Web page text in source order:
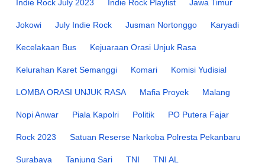
Indie Rock July 2023 Indie Rock Playlist Jawa Timur
Jokowi July Indie Rock Jusman Nortonggo Karyadi
Kecelakaan Bus Kejuaraan Orasi Unjuk Rasa
Kelurahan Karet Semanggi Komari Komisi Yudisial
LOMBA ORASI UNJUK RASA Mafia Proyek Malang
Nopi Anwar Piala Kapolri Politik PO Putera Fajar
Rock 2023 Satuan Reserse Narkoba Polresta Pekanbaru
Surabaya Tanjung Sari TNI TNI AL